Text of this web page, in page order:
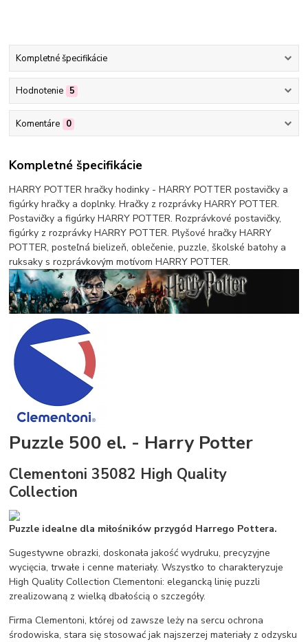
Kompletné špecifikácie
Hodnotenie 5
Komentáre 0
Kompletné špecifikácie
HARRY POTTER hračky hodinky - HARRY POTTER postavičky a
figúrky hračky a doplnky. Hračky z rozprávky HARRY POTTER.
Postavičky a figúrky HARRY POTTER. Rozprávkové postavičky,
figúrky z rozprávky HARRY POTTER. Plyšové hračky HARRY
POTTER, posteľná bielizeň, oblečenie, puzzle, školské batohy a
ruksaky s rozprávkovým motívom HARRY POTTER.
Puzzle 500 el. - Harry Potter
Clementoni 35082 High Quality
Collection
Puzzle idealne dla miłośników przygód Harrego Pottera.
Sugestywne obrazki, doskonała jakość wydruku, precyzyjne
wycięcia, trwałe i cenne materiały. Wszystko to charakteryzuje
High Quality Collection Clementoni: elegancką linię puzzli
zrealizowaną z wielką dbałością o szczegóły.
Firma Clementoni, której od zawsze leży na sercu ochrona
środowiska, stara się stosować jak najszerzej materiały z odzysku